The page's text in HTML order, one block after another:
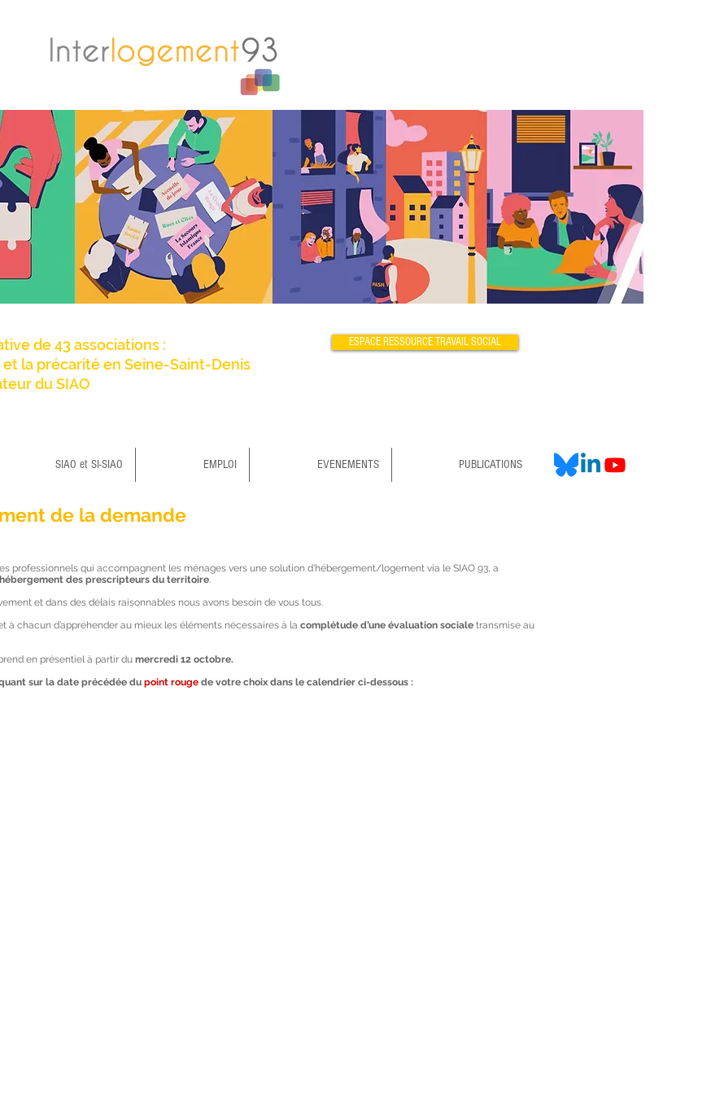
de 43 associations :
la précarité en Seine-Saint-Denis
du SIAO
ESPACE RESSOURCE TRAVAIL SOCIAL
SIAO et SI-SIAO EMPLOI EVENEMENTS PUBLICATIONS
de la demande
professionnels qui accompagnent les ménages vers une solution d’hébergement/logement via le SIAO 93, a
des prescripteurs du territoire.
et dans des délais raisonnables nous avons besoin de vous tous.
à chacun d’appréhender au mieux les éléments nécessaires à la complétude d’une évaluation sociale transmise au
en présentiel à partir du mercredi 12 octobre.
sur la date précédée du point rouge de votre choix dans le calendrier ci-dessous :